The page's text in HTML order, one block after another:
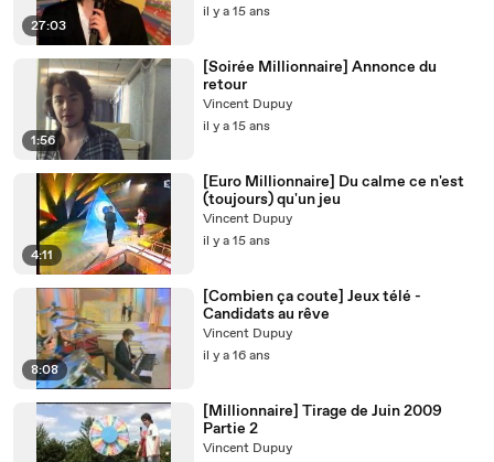
27:03
il y a 15 ans
1:56
[Soirée Millionnaire] Annonce du
retour
Vincent Dupuy
il y a 15 ans
4:11
[Euro Millionnaire] Du calme ce n'est
(toujours) qu'un jeu
Vincent Dupuy
il y a 15 ans
8:08
[Combien ça coute] Jeux télé -
Candidats au rêve
Vincent Dupuy
il y a 16 ans
[Millionnaire] Tirage de Juin 2009
Partie 2
Vincent Dupuy